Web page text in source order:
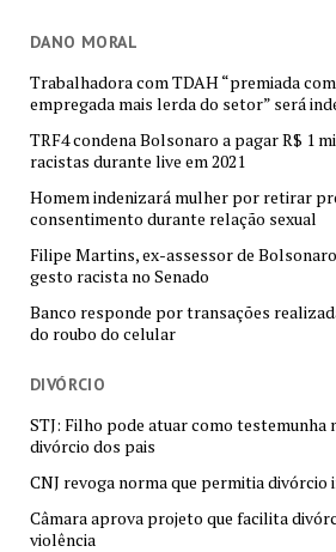
DANO MORAL
Trabalhadora com TDAH “premiada
empregada mais lerda do setor” será
TRF4 condena Bolsonaro a pagar R$ 1
racistas durante live em 2021
Homem indenizará mulher por retirar
consentimento durante relação sexual
Filipe Martins, ex-assessor de
gesto racista no Senado
Banco responde por transações
do roubo do celular
DIVÓRCIO
STJ: Filho pode atuar como testemunha
divórcio dos pais
CNJ revoga norma que permitia divórcio
Câmara aprova projeto que facilita
violência